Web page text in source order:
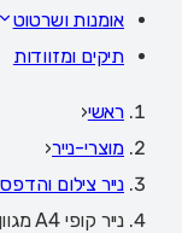
אומנות ושרטוט
תיקים ומזוודות
ראשי‹
מוצרי-נייר‹
נייר צילום
נייר קופי A4 מגוון צבעים 100 יח׳ בחבילה